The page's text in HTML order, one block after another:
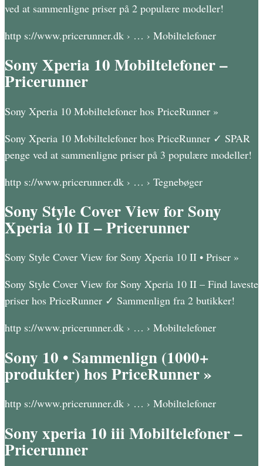
ved at sammenligne priser på 2 populære modeller!
http s://www.pricerunner.dk › … › Mobiltelefoner
Sony Xperia 10 Mobiltelefoner –
Pricerunner
Sony Xperia 10 Mobiltelefoner hos PriceRunner »
Sony Xperia 10 Mobiltelefoner hos PriceRunner ✓ SPAR
penge ved at sammenligne priser på 3 populære modeller!
http s://www.pricerunner.dk › … › Tegnebøger
Sony Style Cover View for Sony
Xperia 10 II – Pricerunner
Sony Style Cover View for Sony Xperia 10 II • Priser »
Sony Style Cover View for Sony Xperia 10 II – Find laveste
priser hos PriceRunner ✓ Sammenlign fra 2 butikker!
http s://www.pricerunner.dk › … › Mobiltelefoner
Sony 10 • Sammenlign (1000+
produkter) hos PriceRunner »
http s://www.pricerunner.dk › … › Mobiltelefoner
Sony xperia 10 iii Mobiltelefoner –
Pricerunner